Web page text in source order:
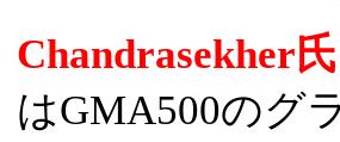
Chandrasekher氏
はGMA500のグ